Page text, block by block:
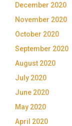
December 2020
November 2020
October 2020
September 2020
August 2020
July 2020
June 2020
May 2020
April 2020